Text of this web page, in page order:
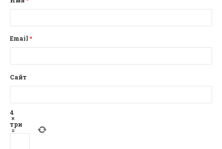
Email *
Сайт
4
×
три
=